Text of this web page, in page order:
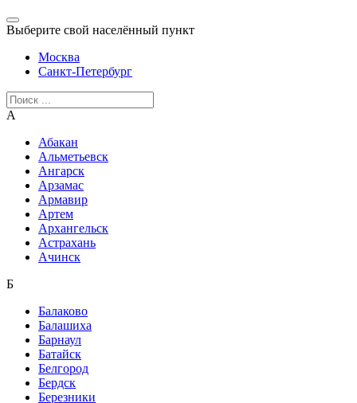
Выберите свой населённый пункт
Москва
Санкт-Петербург
А
Абакан
Альметьевск
Ангарск
Арзамас
Армавир
Артем
Архангельск
Астрахань
Ачинск
Б
Балаково
Балашиха
Барнаул
Батайск
Белгород
Бердск
Березники